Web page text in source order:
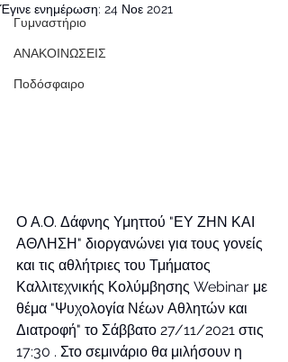
Γυμναστήριο
ΑΝΑΚΟΙΝΩΣΕΙΣ
Ποδόσφαιρο
Έγινε ενημέρωση: 24 Νοε 2021
Ο Α.Ο. Δάφνης Υμηττού "ΕΥ ΖΗΝ ΚΑΙ
ΑΘΛΗΣΗ" διοργανώνει για τους γονείς
και τις αθλήτριες του Τμήματος
Καλλιτεχνικής Κολύμβησης Webinar με
θέμα "Ψυχολογία Νέων Αθλητών και
Διατροφή" το Σάββατο 27/11/2021 στις
17:30 . Στο σεμινάριο θα μιλήσουν η